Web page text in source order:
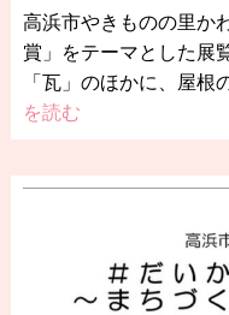
高浜市やきものの里か
賞」をテーマとした展
「瓦」のほかに、屋
を読む